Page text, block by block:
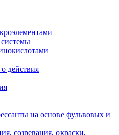
действия
на основе фульвовых и
созревания, окраски,